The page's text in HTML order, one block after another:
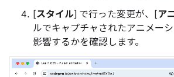
[スタイル] で行った変更が、[ア
ルでキャプチャされたアニメー
影響するかを確認します。